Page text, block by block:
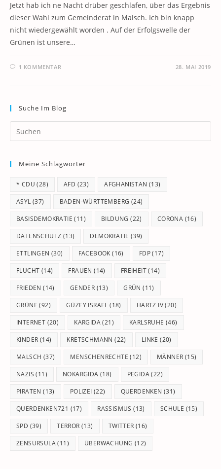
Jetzt hab ich ne Nacht drüber geschlafen, über das Ergebnis
dieser Wahl zum Gemeinderat in Malsch. Ich bin knapp
nicht wiedergewählt worden . Auf der Erfolgswelle der
Grünen ist unsere…
1 KOMMENTAR 28. MAI 2019
Suche Im Blog
Meine Schlagwörter
* CDU (28) AFD (23) AFGHANISTAN (13)
ASYL (37) BADEN-WÜRTTEMBERG (24)
BASISDEMOKRATIE (11) BILDUNG (22) CORONA (16)
DATENSCHUTZ (13) DEMOKRATIE (39)
ETTLINGEN (30) FACEBOOK (16) FDP(17)
FLUCHT (14) FRAUEN (14) FREIHEIT(14)
FRIEDEN (14) GENDER (13) GRÜN (11)
GRÜNE (92) GÜZEY ISRAEL (18) HARTZ IV(20)
INTERNET (20) KARGIDA(21) KARLSRUHE (46)
KINDER (14) KRETSCHMANN (22) LINKE (20)
MALSCH (37) MENSCHENRECHTE (12) MÄNNER (15)
NAZIS (11) NOKARGIDA (18) PEGIDA(22)
PIRATEN (13) POLIZEI (22) QUERDENKEN (31)
QUERDENKEN721 (17) RASSISMUS (13) SCHULE (15)
SPD (39) TERROR (13) TWITTER (16)
ZENSURSULA(11) ÜBERWACHUNG (12)